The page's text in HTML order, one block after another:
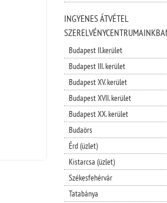
INGYENES ÁTVÉTEL
Budapest II.kerület
Budapest III. kerület
Budapest XV. kerület
Budapest XVII. kerület
Budapest XX. kerület
Budaörs
Érd (üzlet)
Kistarcsa (üzlet)
Székesfehérvár
Tatabánya